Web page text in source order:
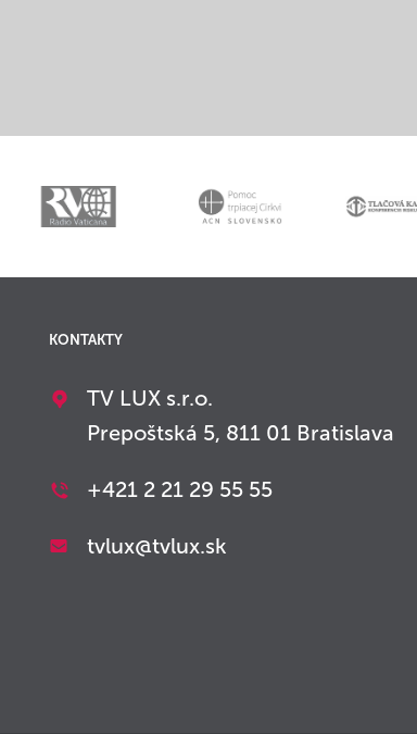
KONTAKTY
TV LUX s.r.o.
Prepoštská 5, 811 01 Bratislava
+421 2 21 29 55 55
tvlux@tvlux.sk